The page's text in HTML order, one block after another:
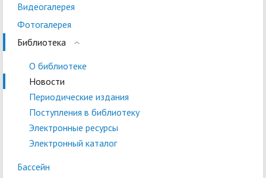
Видеогалерея
Фотогалерея
Библиотека
О библиотеке
Новости
Периодические издания
Поступления в библиотеку
Электронные ресурсы
Электронный каталог
Бассейн